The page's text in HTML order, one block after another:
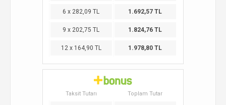
6 x 282,09 TL 1.692,57 TL
9 x 202,75 TL 1.824,76 TL
12 x 164,90 TL 1.978,80 TL
Taksit Tutarı Toplam Tutar